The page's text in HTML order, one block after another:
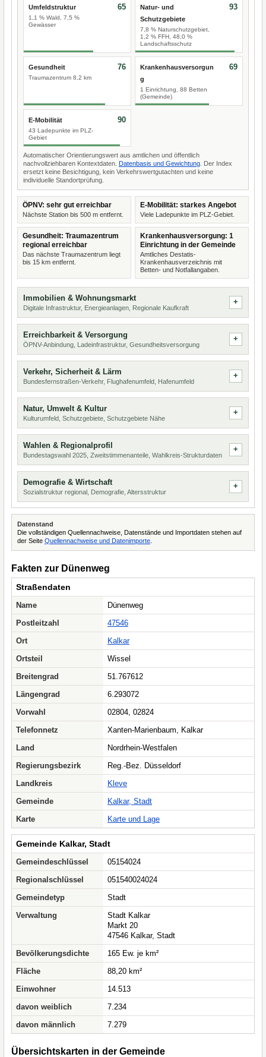
Umfeldstruktur
1,1 % Wald, 7,5 %
Gewässer
65
Natur- und
Schutzgebiete
7,8 % Naturschutzgebiet,
1,2 % FFH, 48,0 %
Landschaftsschutz
93
Gesundheit
Traumazentrum 8,2 km
76
Krankenhausversorgun
g
1 Einrichtung, 88 Betten
(Gemeinde)
69
E-Mobilität
43 Ladepunkte im PLZ-
Gebiet
90
Automatischer Orientierungswert aus amtlichen und öffentlich
nachvollziehbaren Kontextdaten. Datenbasis und Gewichtung . Der Index
ersetzt keine Besichtigung, kein Verkehrswertgutachten und keine
individuelle Standortprüfung.
ÖPNV: sehr gut erreichbar
Nächste Station bis 500 m entfernt.
E-Mobilität: starkes Angebot
Viele Ladepunkte im PLZ-Gebiet.
Gesundheit: Traumazentrum
regional erreichbar
Das nächste Traumazentrum liegt
bis 15 km entfernt.
Krankenhausversorgung: 1
Einrichtung in der Gemeinde
Amtliches Destatis-
Krankenhausverzeichnis mit
Betten- und Notfallangaben.
Immobilien & Wohnungsmarkt
Digitale Infrastruktur, Energieanlagen, Regionale Kaufkraft
Erreichbarkeit & Versorgung
ÖPNV-Anbindung, Ladeinfrastruktur, Gesundheitsversorgung
Verkehr, Sicherheit & Lärm
Bundesfernstraßen-Verkehr, Flughafenumfeld, Hafenumfeld
Natur, Umwelt & Kultur
Kulturumfeld, Schutzgebiete, Schutzgebiete Nähe
Wahlen & Regionalprofil
Bundestagswahl 2025, Zweitstimmenanteile, Wahlkreis-Strukturdaten
Demografie & Wirtschaft
Sozialstruktur regional, Demografie, Altersstruktur
Datenstand
Die vollständigen Quellennachweise, Datenstände und Importdaten stehen auf
der Seite Quellennachweise und Datenimporte
Fakten zur Dünenweg
Straßendaten
Name
Dünenweg
Postleitzahl
47546
Ort
Kalkar
Ortsteil
Wissel
Breitengrad
51.767612
Längengrad
6.293072
Vorwahl
02804, 02824
Telefonnetz
Xanten-Marienbaum, Kalkar
Land
Nordrhein-Westfalen
Regierungsbezirk
Reg.-Bez. Düsseldorf
Landkreis
Kleve
Gemeinde
Kalkar, Stadt
Karte
Karte und Lage
Gemeinde Kalkar, Stadt
Gemeindeschlüssel
05154024
Regionalschlüssel
051540024024
Gemeindetyp
Stadt
Verwaltung
Stadt Kalkar
Markt 20
47546 Kalkar, Stadt
Bevölkerungsdichte
165 Ew. je km²
Fläche
88,20 km²
Einwohner
14.513
davon weiblich
7.234
davon männlich
7.279
Übersichtskarten in der Gemeinde